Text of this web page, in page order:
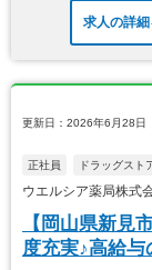
求人の詳
更新日：2026年6月28日
正社員 ドラッグスト
ウエルシア薬局株式
【岡山県新見
度充実♪高給